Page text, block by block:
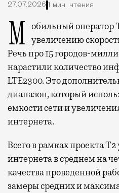
27.07.2026 1 мин. чтения
Мобильный оператор Т2 завершил работы по увеличению
Речь про 15 городов-
нарастили количество
LTE2300. Это
диапазон, который
емкости сети и
интернета.
Всего в рамках проекта
интернета в среднем на
качества проведенной
замеры средних и